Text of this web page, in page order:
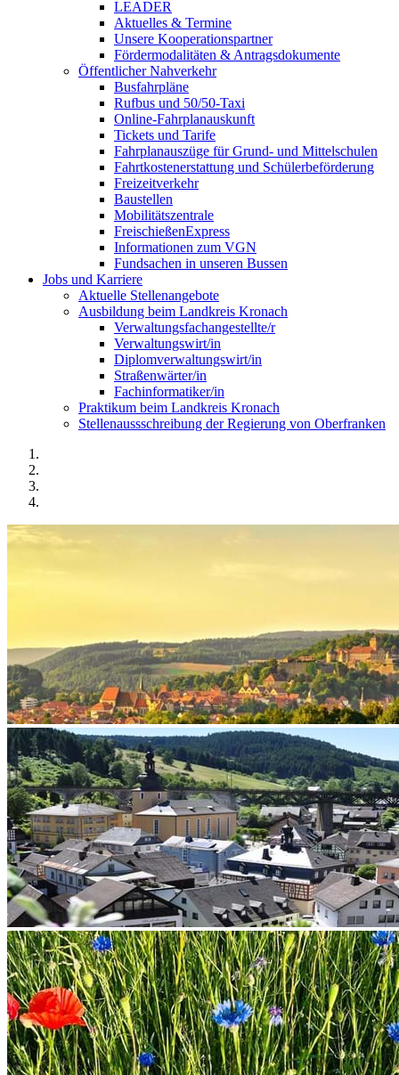
LEADER
Aktuelles & Termine
Unsere Kooperationspartner
Fördermodalitäten & Antragsdokumente
Öffentlicher Nahverkehr
Busfahrpläne
Rufbus und 50/50-Taxi
Online-Fahrplanauskunft
Tickets und Tarife
Fahrplanauszüge für Grund- und Mittelschulen
Fahrtkostenerstattung und Schülerbeförderung
Freizeitverkehr
Baustellen
Mobilitätszentrale
FreischießenExpress
Informationen zum VGN
Fundsachen in unseren Bussen
Jobs und Karriere
Aktuelle Stellenangebote
Ausbildung beim Landkreis Kronach
Verwaltungsfachangestellte/r
Verwaltungswirt/in
Diplomverwaltungswirt/in
Straßenwärter/in
Fachinformatiker/in
Praktikum beim Landkreis Kronach
Stellenaussschreibung der Regierung von Oberfranken